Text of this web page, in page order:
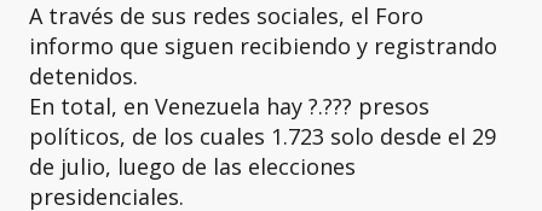
A través de sus redes sociales, el Foro
informo que siguen recibiendo y registrando
detenidos.
En total, en Venezuela hay ?.??? presos
políticos, de los cuales 1.723 solo desde el 29
de julio, luego de las elecciones
presidenciales.